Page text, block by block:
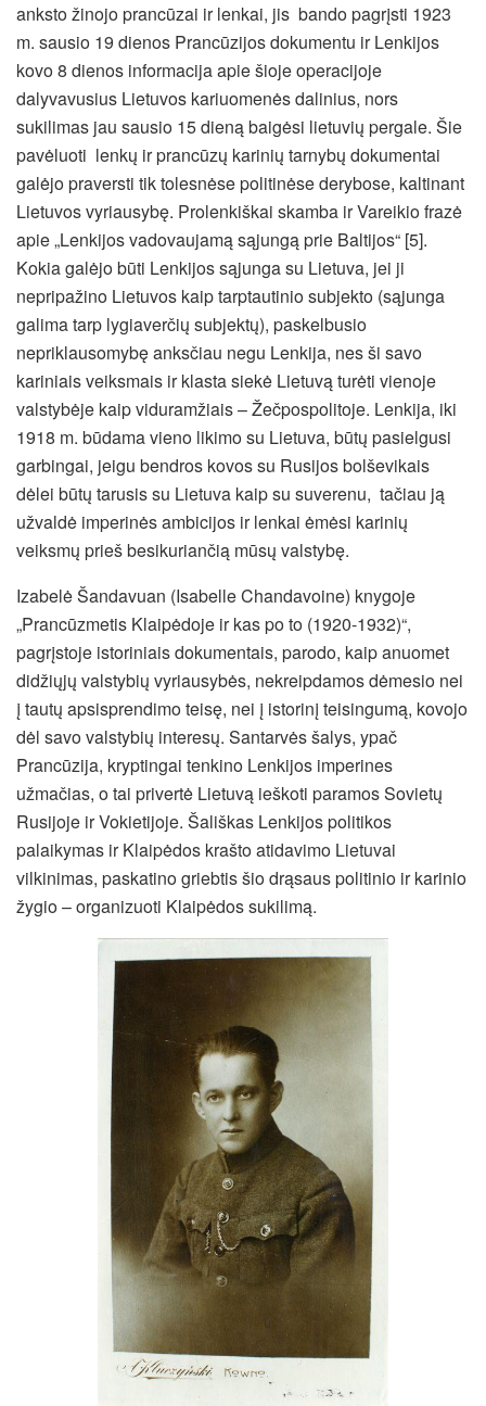
anksto žinojo prancūzai ir lenkai, jis bando pagrįsti 1923
m. sausio 19 dienos Prancūzijos dokumentu ir Lenkijos
kovo 8 dienos informacija apie šioje operacijoje
dalyvavusius Lietuvos kariuomenės dalinius, nors
sukilimas jau sausio 15 dieną baigėsi lietuvių pergale. Šie
pavėluoti lenkų ir prancūzų karinių tarnybų dokumentai
galėjo praversti tik tolesnėse politinėse derybose, kaltinant
Lietuvos vyriausybę. Prolenkiškai skamba ir Vareikio frazė
apie „Lenkijos vadovaujamą sąjungą prie Baltijos“ [5].
Kokia galėjo būti Lenkijos sąjunga su Lietuva, jei ji
nepripažino Lietuvos kaip tarptautinio subjekto (sąjunga
galima tarp lygiaverčių subjektų), paskelbusio
nepriklausomybę anksčiau negu Lenkija, nes ši savo
kariniais veiksmais ir klasta siekė Lietuvą turėti vienoje
valstybėje kaip viduramžiais – Žečpospolitoje. Lenkija, iki
1918 m. būdama vieno likimo su Lietuva, būtų pasielgusi
garbingai, jeigu bendros kovos su Rusijos bolševikais
dėlei būtų tarusis su Lietuva kaip su suverenu, tačiau ją
užvaldė imperinės ambicijos ir lenkai ėmėsi karinių
veiksmų prieš besikuriančią mūsų valstybę.
Izabelė Šandavuan (Isabelle Chandavoine) knygoje
„Prancūzmetis Klaipėdoje ir kas po to (1920-1932)“,
pagrįstoje istoriniais dokumentais, parodo, kaip anuomet
didžiųjų valstybių vyriausybės, nekreipdamos dėmesio nei
į tautų apsisprendimo teisę, nei į istorinį teisingumą, kovojo
dėl savo valstybių interesų. Santarvės šalys, ypač
Prancūzija, kryptingai tenkino Lenkijos imperines
užmačias, o tai privertė Lietuvą ieškoti paramos Sovietų
Rusijoje ir Vokietijoje. Šališkas Lenkijos politikos
palaikymas ir Klaipėdos krašto atidavimo Lietuvai
vilkinimas, paskatino griebtis šio drąsaus politinio ir karinio
žygio – organizuoti Klaipėdos sukilimą.